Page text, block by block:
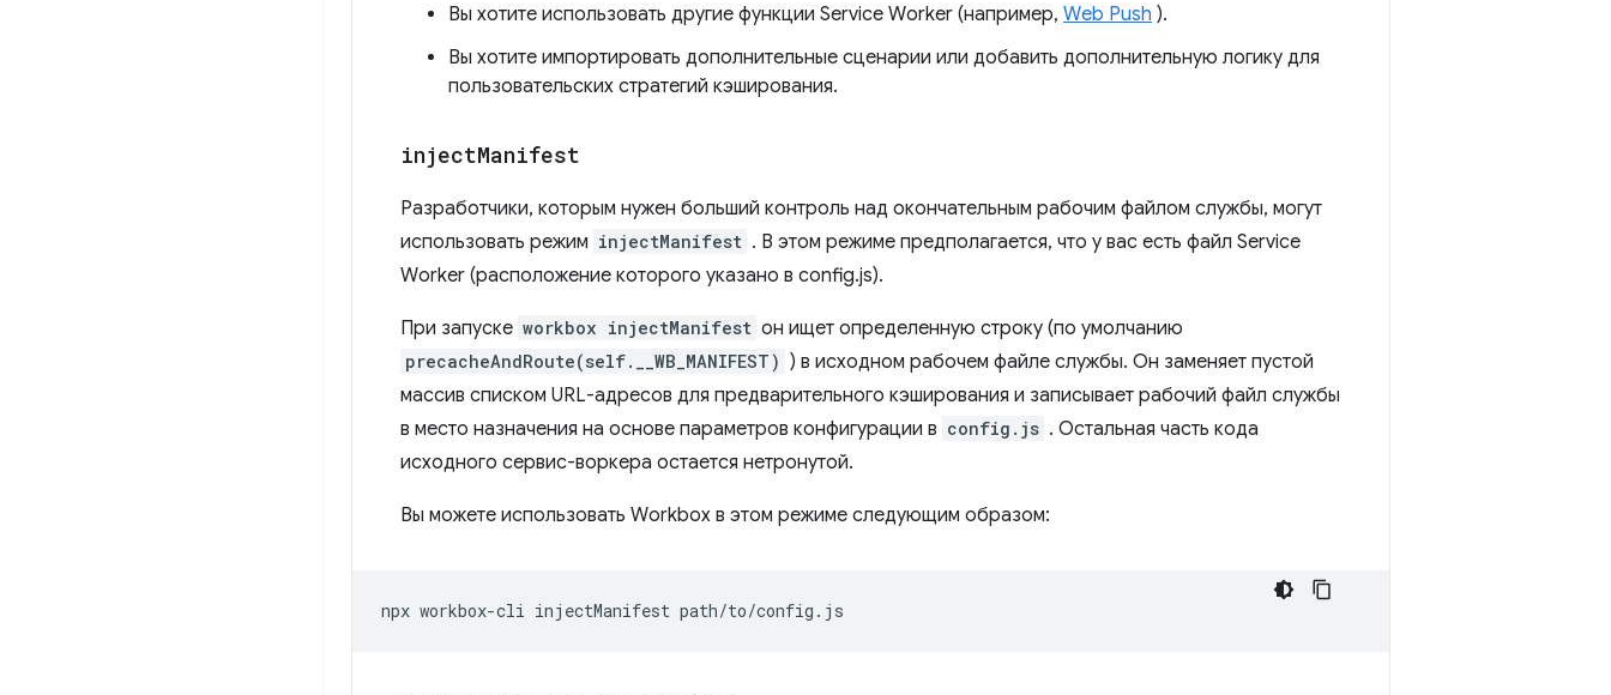
Вы хотите использовать другие функции Service Worker (например, Web Push ).
Вы хотите импортировать дополнительные сценарии или добавить дополнительную логику для
пользовательских стратегий кэширования.
injectManifest
Разработчики, которым нужен больший контроль над окончательным рабочим файлом службы, могут
использовать режим injectManifest . В этом режиме предполагается, что у вас есть файл Service
Worker (расположение которого указано в config.js).
При запуске workbox injectManifest он ищет определенную строку (по умолчанию
precacheAndRoute(self.__WB_MANIFEST) ) в исходном рабочем файле службы. Он заменяет пустой
массив списком URL-адресов для предварительного кэширования и записывает рабочий файл службы
в место назначения на основе параметров конфигурации в config.js . Остальная часть кода
исходного сервис-воркера остается нетронутой.
Вы можете использовать Workbox в этом режиме следующим образом:
npx workbox-cli injectManifest